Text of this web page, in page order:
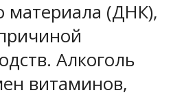
материала (ДНК),
Алкоголь
витаминов,